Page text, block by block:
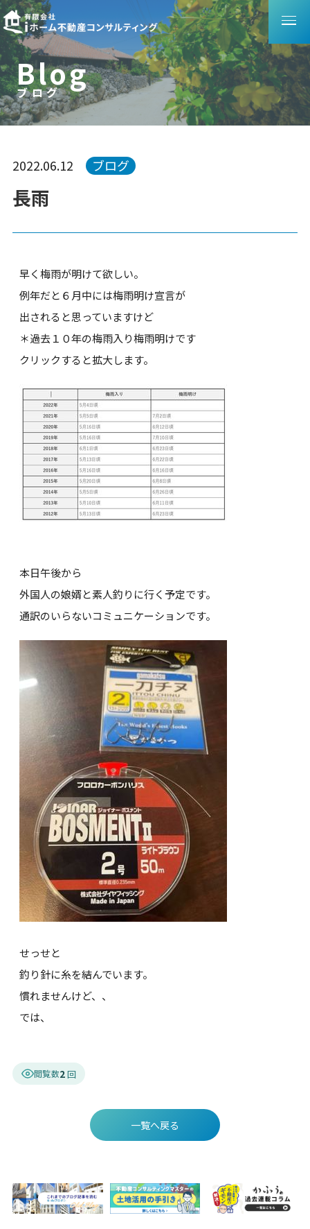
Blog
ブログ
ブログ
長雨
2022.06.12 ブログ
早く梅雨が明けて欲しい。
例年だと６月中には梅雨明け宣言が
出されると思っていますけど
＊過去１０年の梅雨入り梅雨明けです
クリックすると拡大します。
本日午後から
外国人の娘婿と素人釣りに行く予定です。
通訳のいらないコミュニケーションです。
せっせと
釣り針に糸を結んでいます。
慣れませんけど、、
では、
閲覧数2
一覧へ戻る